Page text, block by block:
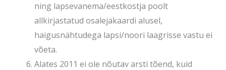
ning lapsevanema/eestkostja poolt
allkirjastatud osalejakaardi alusel,
haigusnähtudega lapsi/noori laagrisse vastu ei
võeta.
Alates 2011 ei ole nõutav arsti tõend, kuid